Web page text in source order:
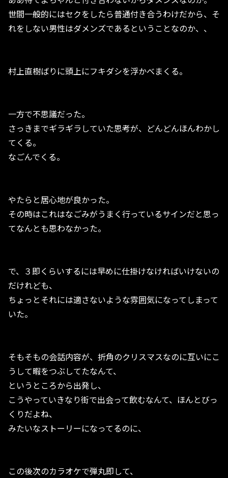
世間一般的にはセクをしたら普通付き合うわけだから、そ
れをしない男性はダメンズであるということなのか、、
村上直樹ばりに頭上にフキダシを浮かべまくる。
一方で不思議だった。
さっきまでギラギラしていた思考が、どんどんほんわかし
てくる。
なごんでくる。
やたらと居心地が良かった。
その時はこれはなごみがうまく行っているサインだと思っ
てなんとも思わなかった。
で、３即くらいするには早めに仕掛けなければいけないの
だけれども、
ちょっとそれには適さないような雰囲気になってしまって
いた。
そもそもの会話内容が、折角のクリスマスなのに互いにこ
うして暇をつぶしてたなんて、
というところから出発し、
こうやっていきなり街で出会って飲むなんて、ほんとびっ
くりだよね、
みたいなストーリーになってるのに、
この後次のカラオケで弾丸即して、